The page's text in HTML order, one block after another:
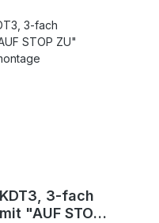
3-fach
"AUF STOP